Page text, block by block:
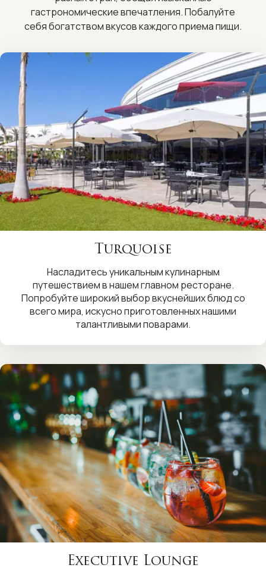
гастрономические впечатления. Побалуйте
себя богатством вкусов каждого приема пищи.
Turquoise
Насладитесь уникальным кулинарным
путешествием в нашем главном ресторане.
Попробуйте широкий выбор вкуснейших блюд со
всего мира, искусно приготовленных нашими
талантливыми поварами.
Executive Lounge